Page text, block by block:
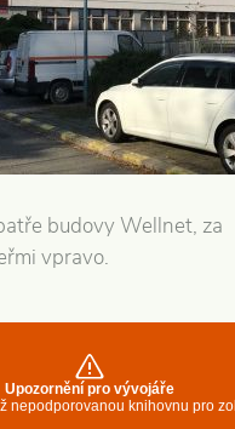
budovy Wellnet, za
vpravo.